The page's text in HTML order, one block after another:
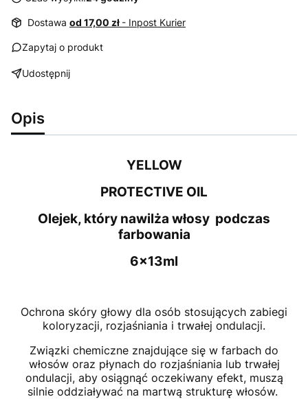
Dostawa od 17,00 zł - Inpost Kurier
Zapytaj o produkt
Udostępnij
Opis
YELLOW
PROTECTIVE OIL
Olejek, który nawilża włosy podczas
farbowania
6x13ml
Ochrona skóry głowy dla osób stosujących zabiegi
koloryzacji, rozjaśniania i trwałej ondulacji.
Związki chemiczne znajdujące się w farbach do
włosów oraz płynach do rozjaśniania lub trwałej
ondulacji, aby osiągnąć oczekiwany efekt, muszą
silnie oddziaływać na martwą strukturę włosów.